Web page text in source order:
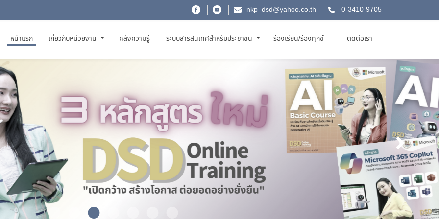
nkp_dsd@yahoo.co.th 0-3410-9705
หน้าแรก(CURRENT)
เกี่ยวกับหน่วยงาน คลังความรู้ ระบบสารสนเทศสำหรับประชาชน ร้องเรียน/ร้องทุกข์ ติดต่อเรา